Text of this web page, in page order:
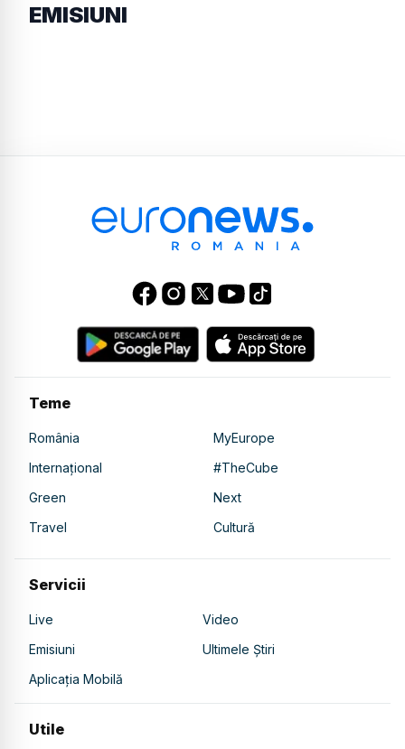
EMISIUNI
Teme
România
MyEurope
Internațional
#TheCube
Green
Next
Travel
Cultură
Servicii
Live
Video
Emisiuni
Ultimele Știri
Aplicația Mobilă
Utile